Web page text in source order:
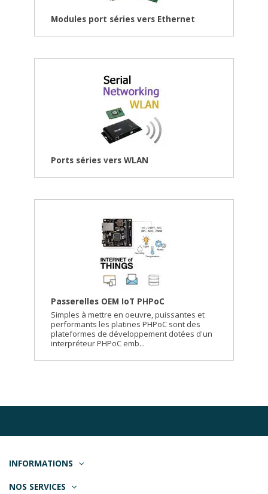
Modules port séries vers Ethernet
Ports séries vers WLAN
Passerelles OEM IoT PHPoC
Simples à mettre en oeuvre, puissantes et
performants les platines PHPoC sont des
plateformes de développement dotées d'un
interpréteur PHPoC emb...
INFORMATIONS
NOS SERVICES